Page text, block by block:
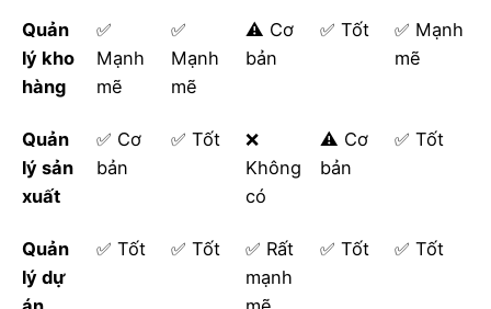
Quản
lý kho
hàng
✅
Mạnh
mẽ
✅
Mạnh
mẽ
⚠️ Cơ
bản
✅ Tốt
✅ Mạnh
mẽ
Quản
lý sản
xuất
✅ Cơ
bản
✅ Tốt
❌
Không
có
⚠️ Cơ
bản
✅ Tốt
Quản
lý dự
✅ Tốt ✅ Tốt
✅ Rất
mạnh
✅ Tốt ✅ Tốt